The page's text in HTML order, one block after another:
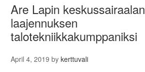
Are Lapin keskussairaalan
laajennuksen
talotekniikkakumppaniksi
April 4, 2019 bykerttuvali